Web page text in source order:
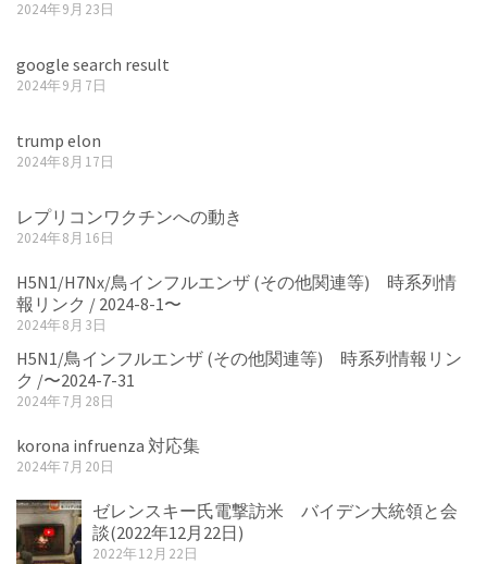
2024年9月23日
google search result
2024年9月7日
trump elon
2024年8月17日
レプリコンワクチンへの動き
2024年8月16日
H5N1/H7Nx/鳥インフルエンザ (その他関連等) 時系列情
報リンク / 2024-8-1〜
2024年8月3日
H5N1/鳥インフルエンザ (その他関連等) 時系列情報リン
ク /〜2024-7-31
2024年7月28日
korona infruenza 対応集
2024年7月20日
ゼレンスキー氏電撃訪米 バイデン大統領と会
談(2022年12月22日)
2022年12月22日